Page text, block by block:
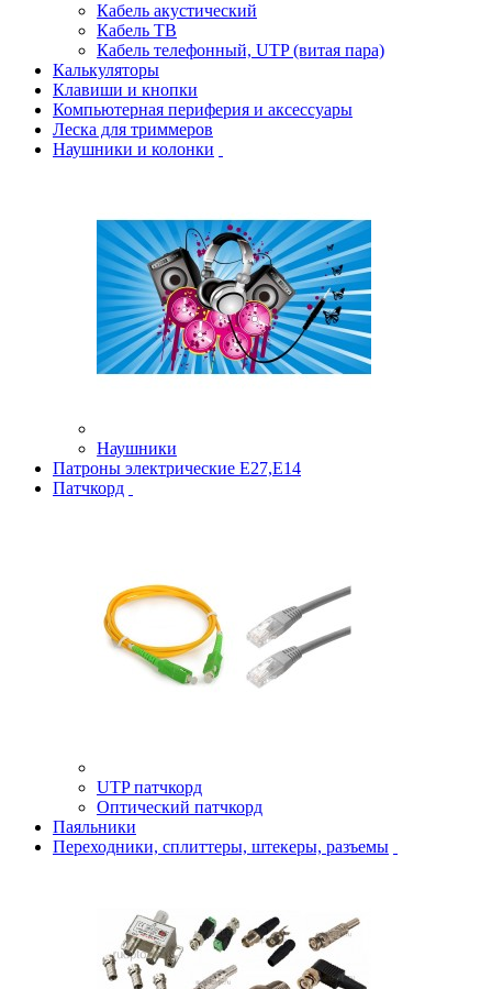
Кабель акустический
Кабель ТВ
Кабель телефонный, UTP (витая пара)
Калькуляторы
Клавиши и кнопки
Компьютерная периферия и аксессуары
Леска для триммеров
Наушники и колонки
Наушники
Патроны электрические Е27,Е14
Патчкорд
UTP патчкорд
Оптический патчкорд
Паяльники
Переходники, сплиттеры, штекеры, разъемы